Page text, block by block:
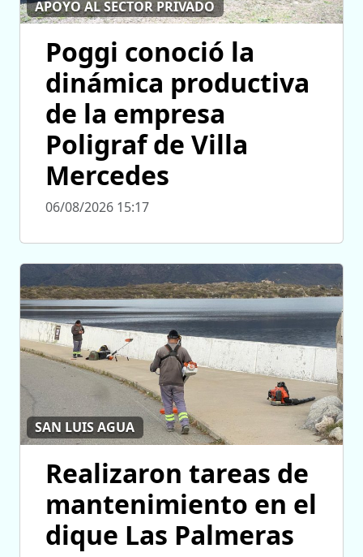
APOYO AL SECTOR PRIVADO
Poggi conoció la
dinámica productiva
de la empresa
Poligraf de Villa
Mercedes
06/08/2026 15:17
SAN LUIS AGUA
Realizaron tareas de
mantenimiento en el
dique Las Palmeras